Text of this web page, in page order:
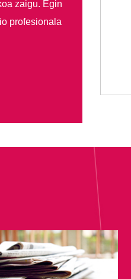
zaigu. Egin
profesionala